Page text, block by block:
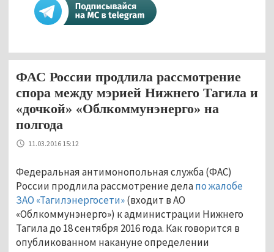
ФАС России продлила рассмотрение
спора между мэрией Нижнего Тагила и
«дочкой» «Облкоммунэнерго» на
полгода
11.03.2016 15:12
Федеральная антимонопольная служба (ФАС)
России продлила рассмотрение делапо жалобе
ЗАО «Тагилэнергосети»(входит в АО
«Облкоммунэнерго») к администрации Нижнего
Тагила до 18 сентября 2016 года. Как говорится в
опубликованном накануне определении